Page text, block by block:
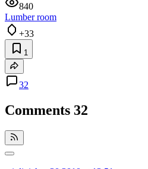
840
Lumber room
+33
1
32
Comments 32